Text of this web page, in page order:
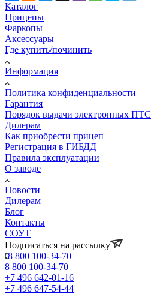
Каталог
Прицепы
Фаркопы
Аксессуары
Где купить/починить
Информация
Политика конфиденциальности
Гарантия
Порядок выдачи электронных ПТС
Дилерам
Как приобрести прицеп
Регистрация в ГИБДД
Правила эксплуатации
О заводе
Новости
Дилерам
Блог
Контакты
СОУТ
Подписаться на рассылку
8 800 100-34-70
8 800 100-34-70
+7 496 642-01-16
+7 496 647-54-44